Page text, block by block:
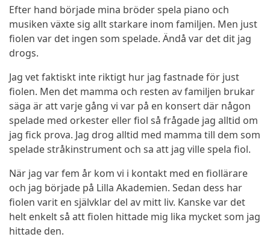
Efter hand började mina bröder spela piano och
musiken växte sig allt starkare inom familjen. Men just
fiolen var det ingen som spelade. Ändå var det dit jag
drogs.
Jag vet faktiskt inte riktigt hur jag fastnade för just
fiolen. Men det mamma och resten av familjen brukar
säga är att varje gång vi var på en konsert där någon
spelade med orkester eller fiol så frågade jag alltid om
jag fick prova. Jag drog alltid med mamma till dem som
spelade stråkinstrument och sa att jag ville spela fiol.
När jag var fem år kom vi i kontakt med en fiollärare
och jag började på Lilla Akademien. Sedan dess har
fiolen varit en självklar del av mitt liv. Kanske var det
helt enkelt så att fiolen hittade mig lika mycket som jag
hittade den.